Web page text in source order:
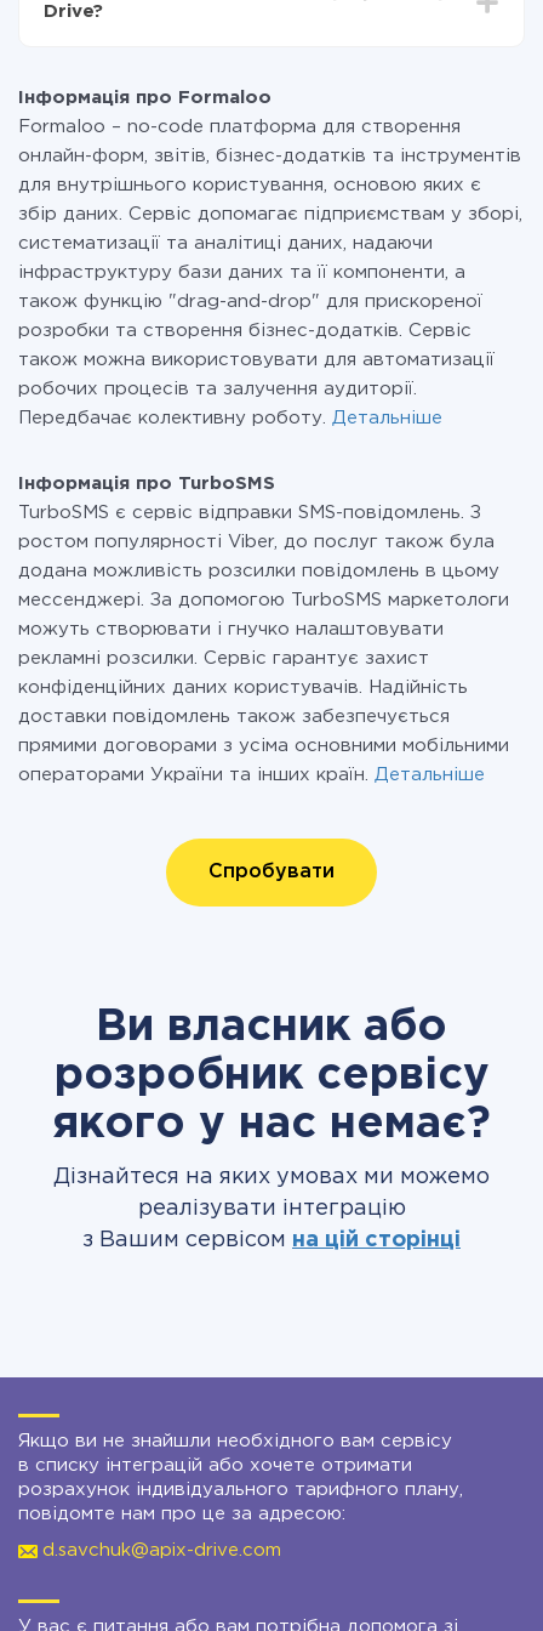
передаються з однієї вашої системи в іншу через
при необхідності. Детальніше про
Drive?
Інформація про Formaloo
Formaloo – no-code платформа для створення
онлайн-форм, звітів, бізнес-додатків та інструментів
для внутрішнього користування, основою яких є
збір даних. Сервіс допомагає підприємствам у зборі,
систематизації та аналітиці даних, надаючи
інфраструктуру бази даних та її компоненти, а
також функцію "drag-and-drop" для прискореної
розробки та створення бізнес-додатків. Сервіс
також можна використовувати для автоматизації
робочих процесів та залучення аудиторії.
Передбачає колективну роботу. Детальніше
Інформація про TurboSMS
TurboSMS є сервіс відправки SMS-повідомлень. З
ростом популярності Viber, до послуг також була
додана можливість розсилки повідомлень в цьому
мессенджері. За допомогою TurboSMS маркетологи
можуть створювати і гнучко налаштовувати
рекламні розсилки. Сервіс гарантує захист
конфіденційних даних користувачів. Надійність
доставки повідомлень також забезпечується
прямими договорами з усіма основними мобільними
операторами України та інших країн. Детальніше
Спробувати
Ви власник або
розробник сервісу
якого у нас немає?
Дізнайтеся на яких умовах ми можемо
реалізувати інтеграцію
з Вашим сервісом на цій сторінці
Якщо ви не знайшли необхідного вам сервісу
в списку інтеграцій або хочете отримати
розрахунок індивідуального тарифного плану,
повідомте нам про це за адресою:
d.savchuk@apix-drive.com
У вас є питання або вам потрібна допомога зі